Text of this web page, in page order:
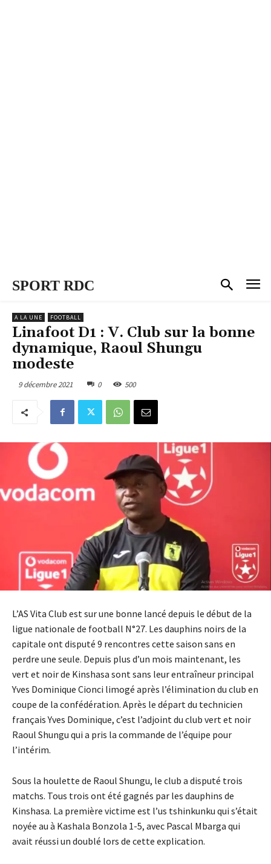
SPORT RDC
A LA UNE FOOTBALL
Linafoot D1 : V. Club sur la bonne
dynamique, Raoul Shungu
modeste
9 décembre 2021 0 500
L’AS Vita Club est sur une bonne lancé depuis le début de la
ligue nationale de football N°27. Les dauphins noirs de la
capitale ont disputé 9 rencontres cette saison sans en
perdre une seule. Depuis plus d’un mois maintenant, les
vert et noir de Kinshasa sont sans leur entraîneur principal
Yves Dominique Cionci limogé après l’élimination du club en
coupe de la confédération. Après le départ du technicien
français Yves Dominique, c’est l’adjoint du club vert et noir
Raoul Shungu qui a pris la commande de l’équipe pour
l’intérim.
Sous la houlette de Raoul Shungu, le club a disputé trois
matchs. Tous trois ont été gagnés par les dauphins de
Kinshasa. La première victime est l’us tshinkunku qui s’était
noyée au à Kashala Bonzola 1-5, avec Pascal Mbarga qui
avait réussi un doublé lors de cette explication.